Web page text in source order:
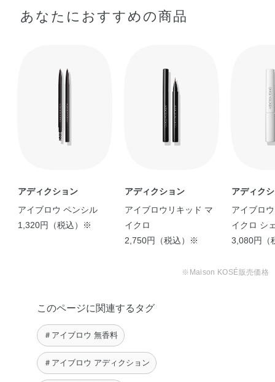
あなたにおすすめの商品
アディクション
アイブロウ ペンシル
1,320円（税込）※
アディクション
アイブロウリキッド マ
イクロ
2,750円（税込）※
アディク
アイブロ
イクロ シ
サー
3,080円（
※Maison KOSÉ販売価格
このページに関連するタグ
＃アイブロウ 無香料
＃アイブロウ アディクション